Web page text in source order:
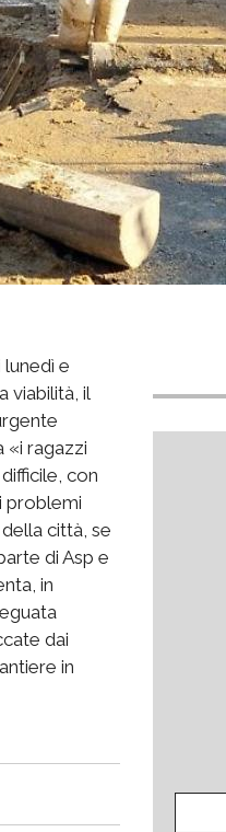
e
viabilità, il
«i ragazzi
con
problemi
città, se
di Asp e
in
dai
in